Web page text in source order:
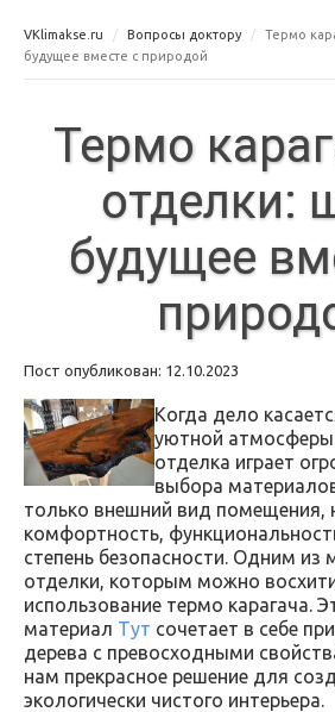
VKlimakse.ru Вопросы доктору
Термо
будущее вместе с природой
Термо
отделки:
будущее
Пост опубликован: 12.10.2023
Когда дело
уютной атмосферы
отделка играет
выбора
только внешний вид помещения,
комфортность,
степень безопасности. Одним из
отделки, которым можно
использование термо карагача.
материал Тут сочетает в себе
дерева с превосходными
нам прекрасное решение для
экологически чистого интерьера.